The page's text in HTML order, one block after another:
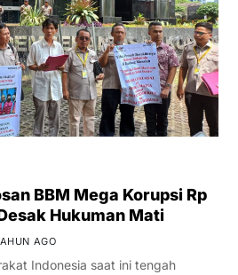
BBM Mega Korupsi Rp
Hukuman Mati
AGO
Indonesia saat ini tengah